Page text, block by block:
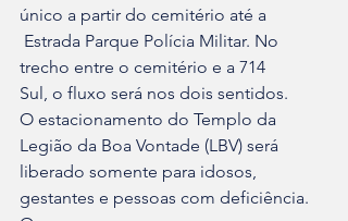
único a partir do cemitério até a
trecho entre o cemitério e a 714
Sul, o fluxo será nos dois sentidos.
O estacionamento do Templo da
Legião da Boa Vontade (LBV) será
liberado somente para idosos,
gestantes e pessoas com deficiência.